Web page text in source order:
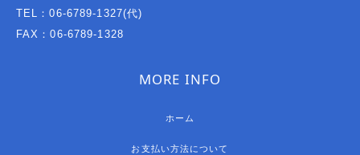
TEL：06-6789-1327(代)
FAX：06-6789-1328
MORE INFO
ホーム
お支払い方法について